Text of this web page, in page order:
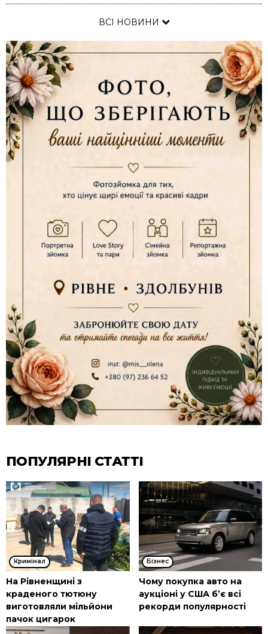
ВСІ НОВИНИ
ПОПУЛЯРНІ СТАТТІ
Кримінал
На Рівненщині з
краденого тютюну
виготовляли мільйони
пачок цигарок
Бізнес
Чому покупка авто на
аукціоні у США б’є всі
рекорди популярності